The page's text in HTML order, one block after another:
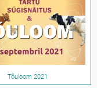
Tõuloom 2021